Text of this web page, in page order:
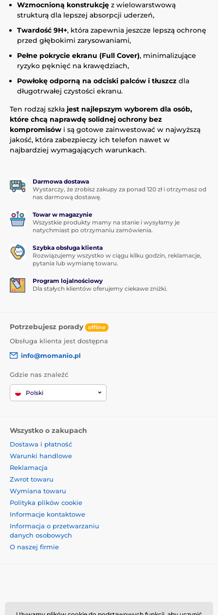
Wzmocnioną konstrukcję z wielowarstwową
strukturą dla lepszej absorpcji uderzeń,
Twardość 9H+, która zapewnia jeszcze lepszą ochronę
przed głębokimi zarysowaniami,
Pełne pokrycie ekranu (Full Cover), minimalizujące
ryzyko pęknięć na krawędziach,
Powłokę odporną na odciski palców i tłuszcz dla
długotrwałej czystości ekranu.
Ten rodzaj szkła jest najlepszym wyborem dla osób,
które chcą naprawdę solidnej ochrony bez
kompromisów i są gotowe zainwestować w najwyższą
jakość, która zabezpieczy ich telefon nawet w
najbardziej wymagających warunkach.
Darmowa dostawa
Wystarczy, że zrobisz zakupy za ponad 120 zł i otrzymasz od
nas darmową dostawę.
Towar w magazynie
Wszystkie produkty mamy na stanie i wysyłamy je
natychmiast po otrzymaniu zamówienia.
Szybka obsługa klienta
Rozwiązujemy wszystko w ciągu kilku godzin, reklamacje,
pytania lub wymianę towaru.
Program lojalnościowy
Dla stałych klientów oferujemy ciekawe zniżki.
Potrzebujesz porady offline
Obsługa klienta jest dostępna
info@momanio.pl
Gdzie nas znaleźć
Polski
Wszystko o zakupach
Dostawa i płatność
Warunki handlowe
Reklamacja
Zwrot towaru
Wymiana towaru
Polityka plików cookie
Informacje kontaktowe
Informacja o przetwarzaniu
danych osobowych
O naszej firmie